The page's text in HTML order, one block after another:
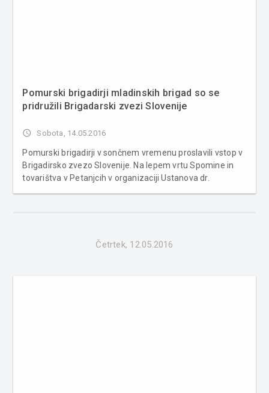
Pomurski brigadirji mladinskih brigad so se
pridružili Brigadarski zvezi Slovenije
access_time Sobota, 14.05.2016
Pomurski brigadirji v sončnem vremenu proslavili vstop v
Brigadirsko zvezo Slovenije. Na lepem vrtu Spomine in
tovarištva v Petanjcih v organizaciji Ustanova dr.
Četrtek, 12.05.2016